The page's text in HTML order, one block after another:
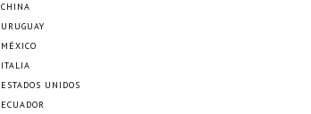
CHINA
URUGUAY
MÉXICO
ITALIA
ESTADOS UNIDOS
ECUADOR